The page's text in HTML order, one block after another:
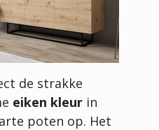
de strakke
eiken kleur in
poten op. Het